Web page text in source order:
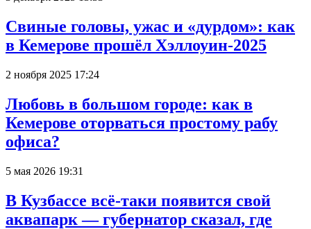
Свиные головы, ужас и «дурдом»: как
в Кемерове прошёл Хэллоуин-2025
2 ноября 2025 17:24
Любовь в большом городе: как в
Кемерове оторваться простому рабу
офиса?
5 мая 2026 19:31
В Кузбассе всё-таки появится свой
аквапарк — губернатор сказал, где